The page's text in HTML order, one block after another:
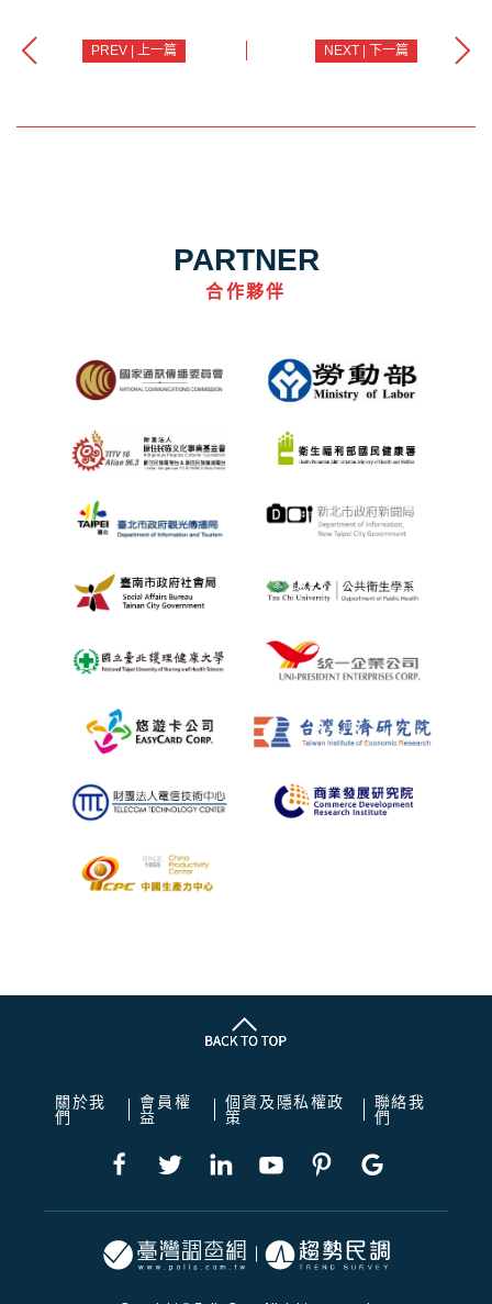
PREV | 上一篇 NEXT | 下一篇
PARTNER
合作夥伴
關於我
們
會員權
益
個資及隱私權政
策
聯絡我
們